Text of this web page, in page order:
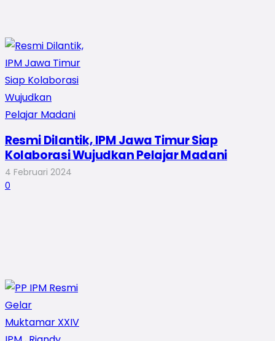
Resmi Dilantik, IPM Jawa Timur Siap
Kolaborasi Wujudkan Pelajar Madani
4 Februari 2024
0